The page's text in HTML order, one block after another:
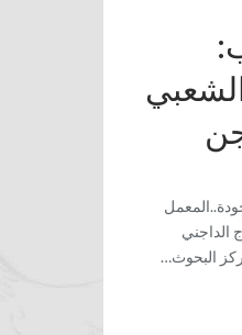
الداجني
البحوث…